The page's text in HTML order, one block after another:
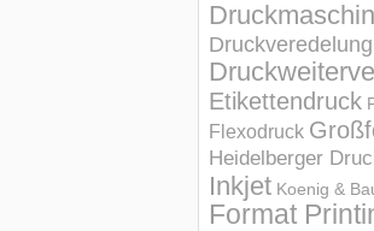
Druckveredelung
Etikettendruck
Flexodruck
Heidelberger
Inkjet Koenig &
Format